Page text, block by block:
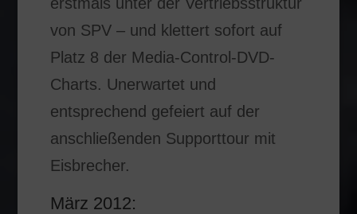
von SPV – und klettert sofort auf
Platz 8 der Media-Control-DVD-
Charts. Unerwartet und
entsprechend gefeiert auf der
anschließenden Supporttour mit
Eisbrecher.
März 2012: